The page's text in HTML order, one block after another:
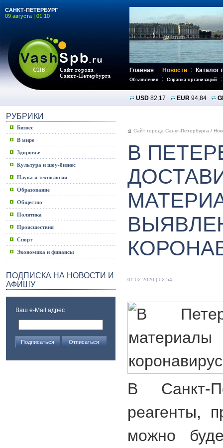
САНКТ-ПЕТЕРБУРГ
09 августа | 01:10
Главная Новости Каталог
Объявления Справка организаций
USD 82,17 EUR 94,84
РУБРИКИ
Бизнес
В мире
Здоровье
Культура и шоу-бизнес
Наука и технологии
Образование
Общество
Политика
Происшествия
Спорт
Экономика и финансы
ПОДПИСКА НА НОВОСТИ И
АФИШУ
Ваш e-Mail адрес
Сайт города Санкт-Петербурга /
В
01.02.2020 | 02:54
В Санкт-
реагенты,
можно